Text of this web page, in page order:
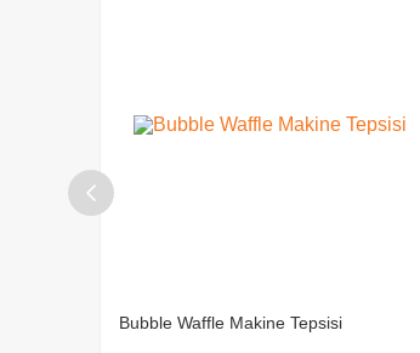
FY-2205 Rezistans